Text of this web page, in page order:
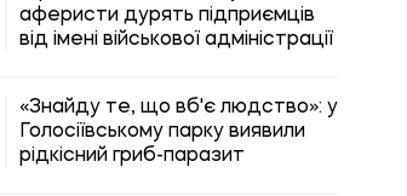
аферисти дурять підприємців
від імені військової адміністрації
«Знайду те, що вб'є людство»: у
Голосіївському парку виявили
рідкісний гриб-паразит